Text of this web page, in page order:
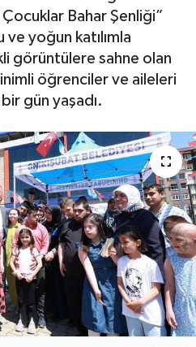
Bahar Şenliği”
ve yoğun katılımla
görüntülere sahne olan
öğrenciler ve aileleri
gün yaşadı.